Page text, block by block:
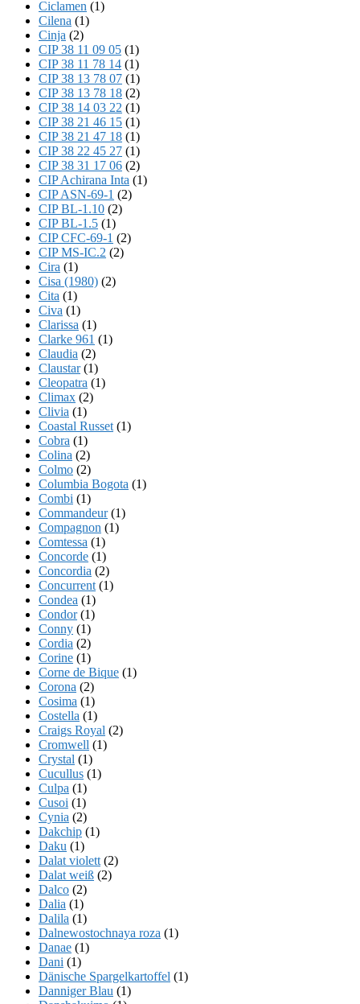
Ciclamen (1)
Cilena (1)
Cinja (2)
CIP 38 11 09 05 (1)
CIP 38 11 78 14 (1)
CIP 38 13 78 07 (1)
CIP 38 13 78 18 (2)
CIP 38 14 03 22 (1)
CIP 38 21 46 15 (1)
CIP 38 21 47 18 (1)
CIP 38 22 45 27 (1)
CIP 38 31 17 06 (2)
CIP Achirana Inta (1)
CIP ASN-69-1 (2)
CIP BL-1.10 (2)
CIP BL-1.5 (1)
CIP CFC-69-1 (2)
CIP MS-IC.2 (2)
Cira (1)
Cisa (1980) (2)
Cita (1)
Civa (1)
Clarissa (1)
Clarke 961 (1)
Claudia (2)
Claustar(1)
Cleopatra (1)
Climax (2)
Clivia (1)
Coastal Russet (1)
Cobra (1)
Colina (2)
Colmo (2)
Columbia Bogota (1)
Combi (1)
Commandeur(1)
Compagnon (1)
Comtessa (1)
Concorde (1)
Concordia (2)
Concurrent (1)
Condea (1)
Condor(1)
Conny (1)
Cordia (2)
Corine (1)
Corne de Bique (1)
Corona (2)
Cosima (1)
Costella (1)
Craigs Royal (2)
Cromwell (1)
Crystal (1)
Cucullus (1)
Culpa (1)
Cusoi (1)
Cynia (2)
Dakchip (1)
Daku (1)
Dalat violett (2)
Dalat weiß (2)
Dalco (2)
Dalia (1)
Dalila (1)
Dalnewostochnaya roza (1)
Danae (1)
Dani (1)
Dänische Spargelkartoffel (1)
Danniger Blau (1)